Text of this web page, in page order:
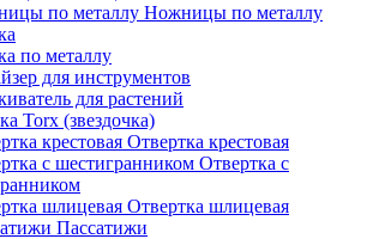
Ножницы по металлу
по металлу
для инструментов
для растений
Torx (звездочка)
Отвертка крестовая
Отвертка с
Отвертка шлицевая
Пассатижи